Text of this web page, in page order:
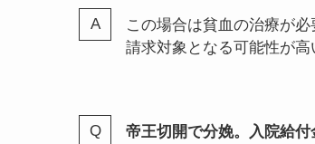
給付金は請求できない可
に問い合わせてみてくださ